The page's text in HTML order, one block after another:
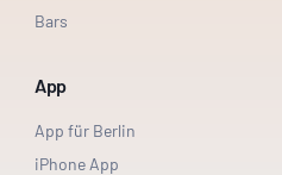
Bars
App
App für Berlin
iPhone App